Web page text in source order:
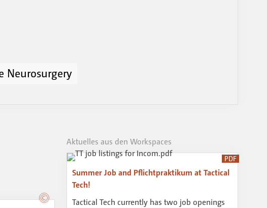
Neurosurgery
Aktuelles aus den Workspaces
PDF
Summer Job and Pflichtpraktikum at Tactical
Tech!
Tactical Tech currently has two job openings